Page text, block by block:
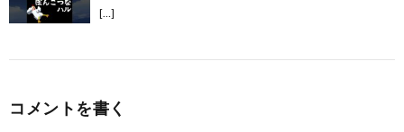
[…]
コメントを書く